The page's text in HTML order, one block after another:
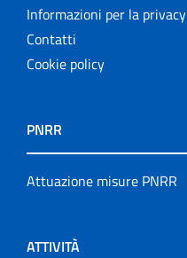
Informazioni per la privacy
Contatti
Cookie policy
PNRR
Attuazione misure PNRR
ATTIVITÀ